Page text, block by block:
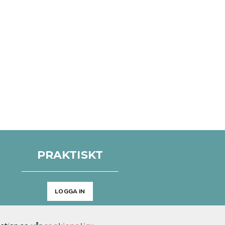
PRAKTISKT
LOGGA IN